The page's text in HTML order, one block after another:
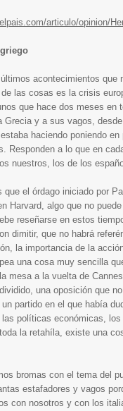
articulo/opinion/
acontecimientos que
las cosas es la crisis
que hace dos meses
Grecia y a sus vagos,
estaba haciendo poniendo
Responden a lo que en
nuestros, los de los
que el órdago iniciado por
Harvard, algo que no
reseñarse en estos
dimitir, que no habrá
la importancia de la
una cosa muy sencilla
mesa a la vuelta de
una oposición que
un partido en el que había
las políticas económicas,
la retahíla, existe una
bromas con el tema del
estafadores y vagos
con nosotros y con los